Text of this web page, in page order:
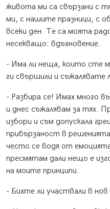
живота ми са свързани с
ми, с нашите празници, с
всеки ден. Те са моята
несекващо: вдъхновение.
- Има ли неща, които сте
ги свършили и съжалявате
- Разбира се! Имах много
и днес съжалявам за тях.
избори и съм допускала
прибързаност в
често се водя от
пресмятам дали нещо е
на моите принципи.
- Бихте ли участвали в